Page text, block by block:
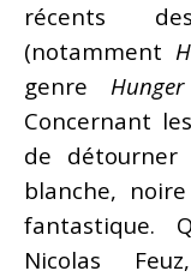
récents
(notamment
genre
Concernant
de détourner
blanche,
fantastique.
Nicolas